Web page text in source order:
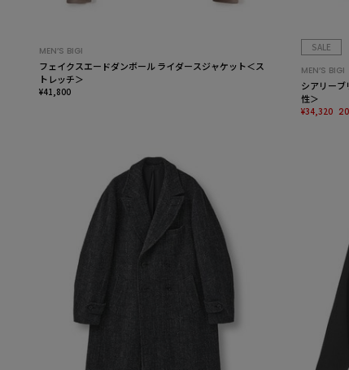
MEN’S BIGI
フェイクスエードダンボール ライダースジャケット＜ス
トレッチ＞
¥41,800
SALE
MEN’S BIGI
シアリーブ
性＞
¥34,320